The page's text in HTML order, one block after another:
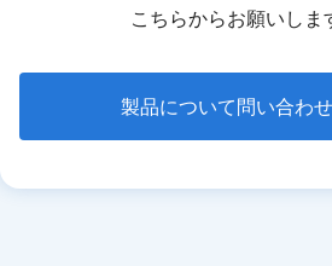
こちらからお願いしま
製品について問い合わ